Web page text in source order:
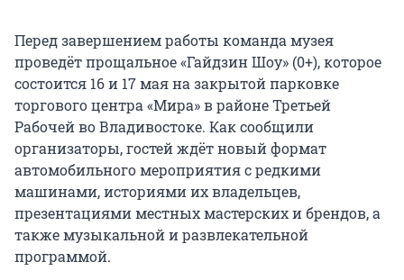
Перед завершением работы команда музея
проведёт прощальное «Гайдзин Шоу» (0+), которое
состоится 16 и 17 мая на закрытой парковке
торгового центра «Мира» в районе Третьей
Рабочей во Владивостоке. Как сообщили
организаторы, гостей ждёт новый формат
автомобильного мероприятия с редкими
машинами, историями их владельцев,
презентациями местных мастерских и брендов, а
также музыкальной и развлекательной
программой.